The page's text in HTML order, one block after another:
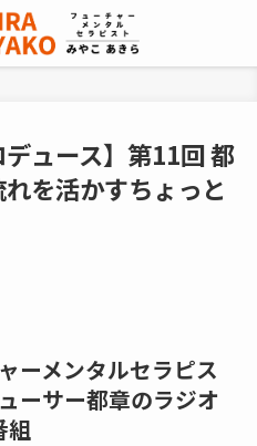
デュース】第11回 都
を活かすちょっと
ーメンタルセラピス
ーサー都章のラジオ
組